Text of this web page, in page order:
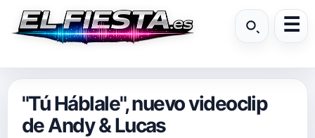
"Tú Háblale", nuevo videoclip
de Andy & Lucas